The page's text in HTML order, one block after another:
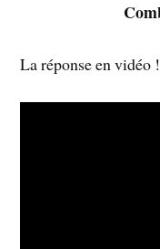
La réponse en vidéo !